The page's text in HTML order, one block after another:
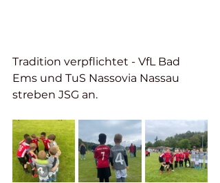
Tradition verpflichtet - VfL Bad
Ems und TuS Nassovia Nassau
streben JSG an.